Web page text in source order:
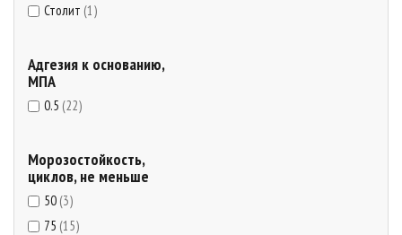
Столит (1)
Адгезия к основанию,
МПА
0.5 (22)
Морозостойкость,
циклов, не меньше
50 (3)
75 (15)